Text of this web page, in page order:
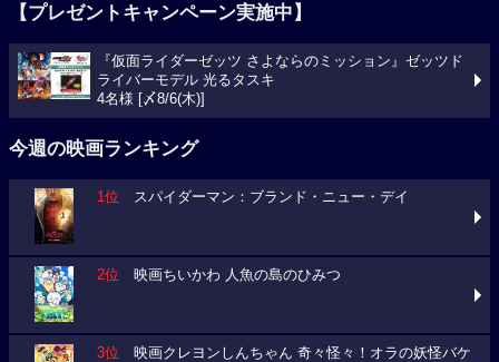
【プレゼントキャンペーン実施中】
『仮面ライダーゼッツ さよならのミッション』ゼッツド
ライバーモデル 光るタスキ
4名様 [〆8/6(木)]
今週の映画ランキング
1位 スパイダーマン：ブランド・ニュー・デイ
2位 映画ちいかわ 人魚の島のひみつ
3位 映画クレヨンしんちゃん 奇々怪々！オラの妖怪バケ